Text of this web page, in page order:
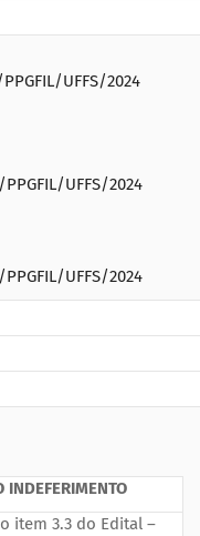
UFFS/2024
UFFS/2024
UFFS/2024
INDEFERIMENTO
item 3.3 do Edital –